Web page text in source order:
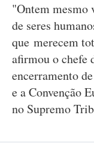
"Ontem mesmo
de seres
que merecem
afirmou o chefe
encerramento
e a Convenção
no Supremo